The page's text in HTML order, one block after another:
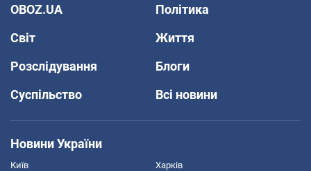
OBOZ.UA
Політика
Світ
Життя
Розслідування
Блоги
Суспільство
Всі новини
Новини України
Київ Харків